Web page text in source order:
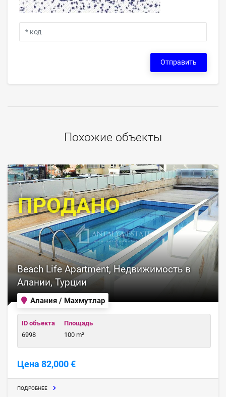
Отправить
Похожие объекты
Алания / Махмутлар
Beach Life Apartment, Недвижимость в
Алании, Турции
ID объекта
6998
Площадь
100 m²
Цена 82,000 €
ПРОДАНО
ПОДРОБНЕЕ